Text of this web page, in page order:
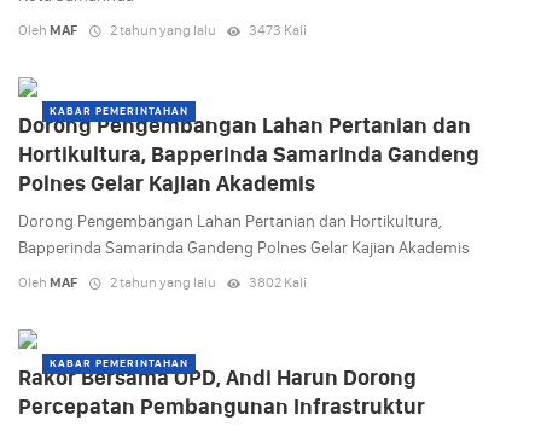
Oleh MAF 2 tahun yang lalu 3473 Kali
KABAR PEMERINTAHAN
Dorong Pengembangan Lahan Pertanian dan
Hortikultura, Bapperinda Samarinda Gandeng
Polnes Gelar Kajian Akademis
Dorong Pengembangan Lahan Pertanian dan Hortikultura,
Bapperinda Samarinda Gandeng Polnes Gelar Kajian Akademis
Oleh MAF 2 tahun yang lalu 3802 Kali
KABAR PEMERINTAHAN
Rakor Bersama OPD, Andi Harun Dorong
Percepatan Pembangunan Infrastruktur